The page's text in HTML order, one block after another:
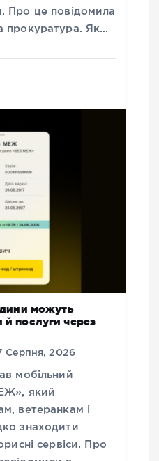
Про це повідомила
прокуратура. Як…
можуть
послуги через
Серпня, 2026
мобільний
який
ветеранкам і
знаходити
сервіси. Про